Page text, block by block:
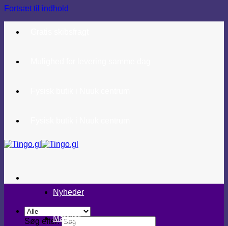
Fortsæt til indhold
Søg efter:
Nyheder
Mærker